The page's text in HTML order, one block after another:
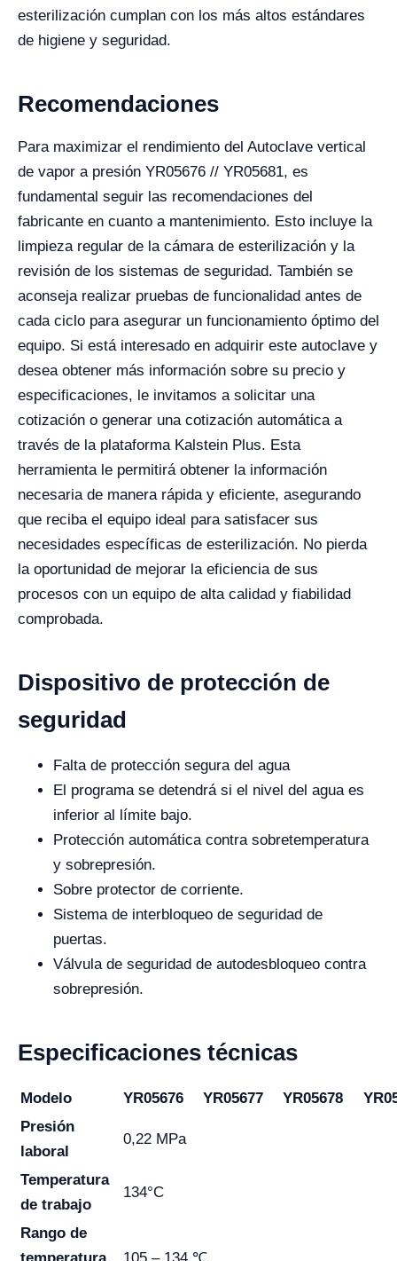
esterilización cumplan con los más altos estándares
de higiene y seguridad.
Recomendaciones
Para maximizar el rendimiento del Autoclave vertical
de vapor a presión YR05676 // YR05681, es
fundamental seguir las recomendaciones del
fabricante en cuanto a mantenimiento. Esto incluye la
limpieza regular de la cámara de esterilización y la
revisión de los sistemas de seguridad. También se
aconseja realizar pruebas de funcionalidad antes de
cada ciclo para asegurar un funcionamiento óptimo del
equipo. Si está interesado en adquirir este autoclave y
desea obtener más información sobre su precio y
especificaciones, le invitamos a solicitar una
cotización o generar una cotización automática a
través de la plataforma Kalstein Plus. Esta
herramienta le permitirá obtener la información
necesaria de manera rápida y eficiente, asegurando
que reciba el equipo ideal para satisfacer sus
necesidades específicas de esterilización. No pierda
la oportunidad de mejorar la eficiencia de sus
procesos con un equipo de alta calidad y fiabilidad
comprobada.
Dispositivo de protección de
seguridad
Falta de protección segura del agua
El programa se detendrá si el nivel del agua es
inferior al límite bajo.
Protección automática contra sobretemperatura
y sobrepresión.
Sobre protector de corriente.
Sistema de interbloqueo de seguridad de
puertas.
Válvula de seguridad de autodesbloqueo contra
sobrepresión.
Especificaciones técnicas
Modelo YR05676 YR05677 YR05678
Presión
laboral
0,22 MPa
Temperatura
de trabajo
134°C
Rango de